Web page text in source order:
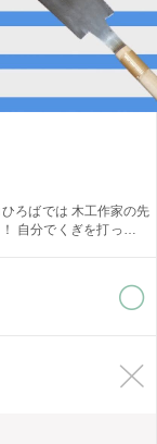
自分でくぎを打ってや
１回開催しています。
一人でも！ 自然やアー